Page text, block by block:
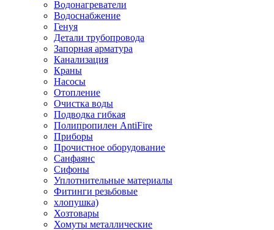
Водонагреватели
Водоснабжение
Генуя
Детали трубопровода
Запорная арматура
Канализация
Краны
Насосы
Отопление
Очистка воды
Подводка гибкая
Полипропилен AntiFire
Приборы
Прочистное оборудование
Санфаянс
Сифоны
Уплотнительные материалы
Фитинги резьбовые
хлопушка)
Хозтовары
Хомуты металлические